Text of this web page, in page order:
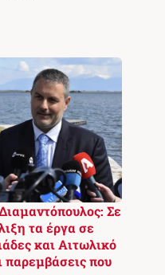
Σε
τα έργα σε
και Αιτωλικό
παρεμβάσεις που